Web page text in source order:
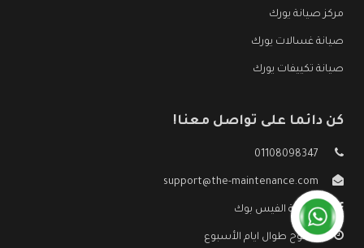
مركز صيانة يورك
صيانة غسالات يورك
صيانة تكييفات يورك
كن دائما على تواصل معنا!
01108098347
support@the-maintenance.com
صفحة الفيس بوك
مفتوح طوال ايام الأسبوع